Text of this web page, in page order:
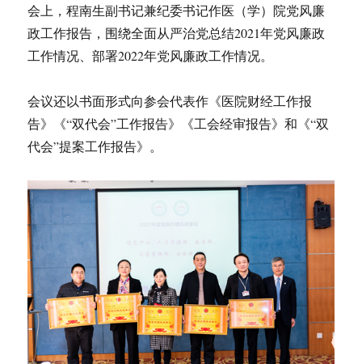
会上，程南生副书记兼纪委书记作医（学）院党风廉
政工作报告，围绕全面从严治党总结2021年党风廉政
工作情况、部署2022年党风廉政工作情况。
会议还以书面形式向参会代表作《医院财经工作报
告》《“双代会”工作报告》《工会经审报告》和《“双
代会”提案工作报告》。